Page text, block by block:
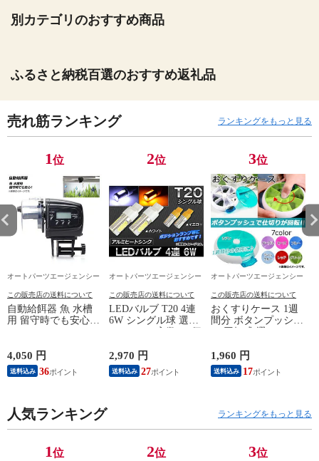
別カテゴリのおすすめ商品
ふるさと納税百選のおすすめ返礼品
売れ筋ランキング ランキングをもっと見る
1位
オートパーツエージェンシー
この販売店の送料について
自動給餌器 魚 水槽
用 留守時でも安心！
4,050 円
送料込み 36
2位
オートパーツエージェンシー
この販売店の送料について
LEDバルブ T20 4連
6W シングル球 選べ
2,970 円
送料込み 27
3位
オートパーツエージェンシー
この販売店の送料について
おくすりケース 1週
間分 ボタンプッシ
1,960 円
送料込み 17
人気ランキング ランキングをもっと見る
1位 2位 3位